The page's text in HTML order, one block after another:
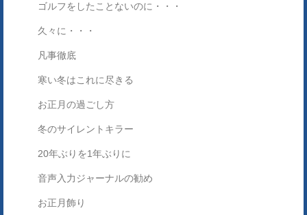
ゴルフをしたことないのに・・・
久々に・・・
凡事徹底
寒い冬はこれに尽きる
お正月の過ごし方
冬のサイレントキラー
20年ぶりを1年ぶりに
音声入力ジャーナルの勧め
お正月飾り